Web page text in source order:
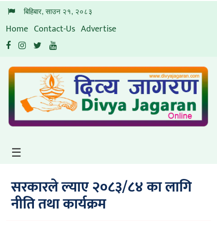
बिहिबार, साउन २१, २०८३
Home Contact-Us Advertise
मुख्य
पृष्ठ
समाचार
प्रविधि
अन्तर्वार्ता
विश्लेषण
शिक्षा
कृषी
☰
सरकारले ल्याए २०८३/८४ का लागि
नीति तथा कार्यक्रम